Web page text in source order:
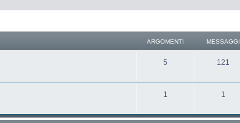
ARGOMENTI MESSAGGI
5 121
1 1